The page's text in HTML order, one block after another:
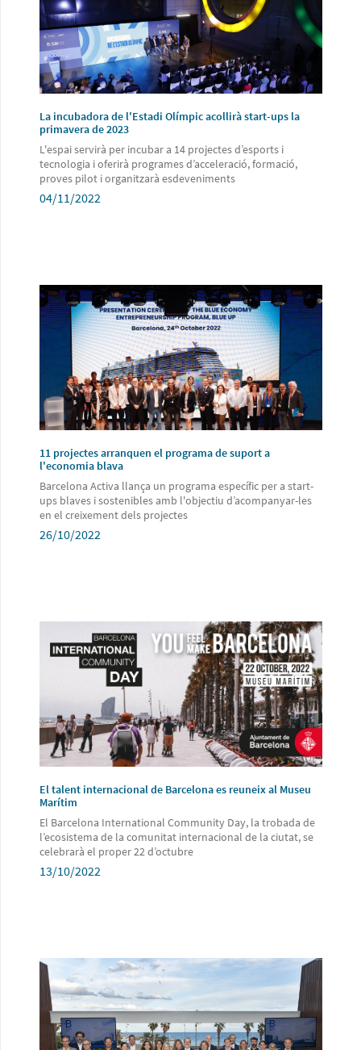
La incubadora de l'Estadi Olímpic acollirà start-ups la
primavera de 2023
L'espai servirà per incubar a 14 projectes d’esports i
tecnologia i oferirà programes d’acceleració, formació,
proves pilot i organitzarà esdeveniments
04/11/2022
11 projectes arranquen el programa de suport a
l'economia blava
Barcelona Activa llança un programa específic per a start-
ups blaves i sostenibles amb l'objectiu d’acompanyar-les
en el creixement dels projectes
26/10/2022
El talent internacional de Barcelona es reuneix al Museu
Marítim
El Barcelona International Community Day, la trobada de
l’ecosistema de la comunitat internacional de la ciutat, se
celebrarà el proper 22 d’octubre
13/10/2022